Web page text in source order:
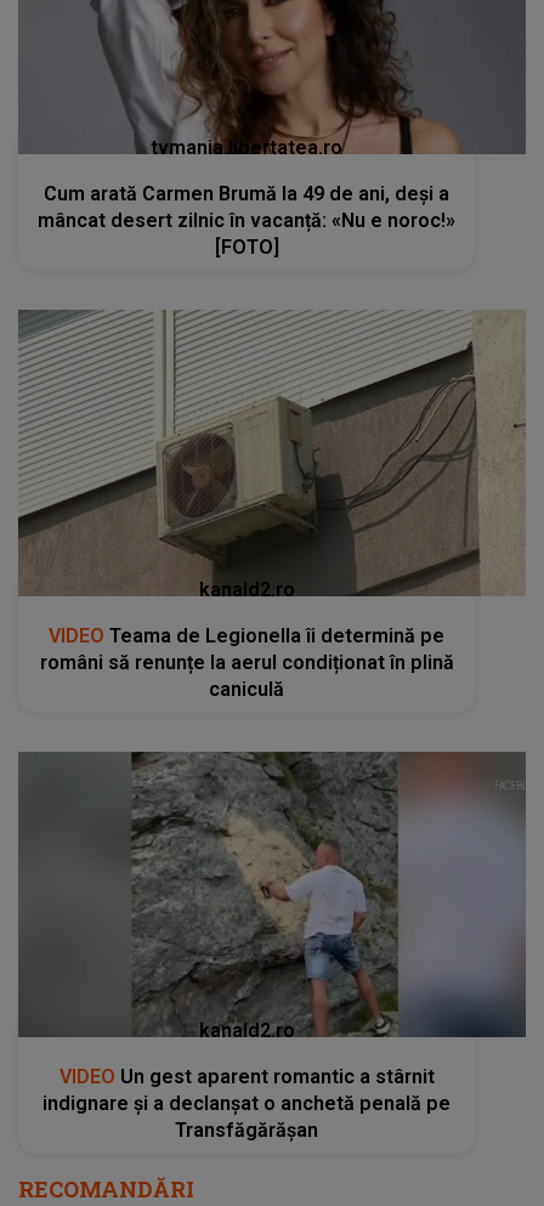
tvmania.libertatea.ro
Cum arată Carmen Brumă la 49 de ani, deși a
mâncat desert zilnic în vacanță: «Nu e noroc!»
[FOTO]
kanald2.ro
VIDEO Teama de Legionella îi determină pe
români să renunțe la aerul condiționat în plină
caniculă
kanald2.ro
VIDEO Un gest aparent romantic a stârnit
indignare și a declanșat o anchetă penală pe
Transfăgărășan
RECOMANDĂRI